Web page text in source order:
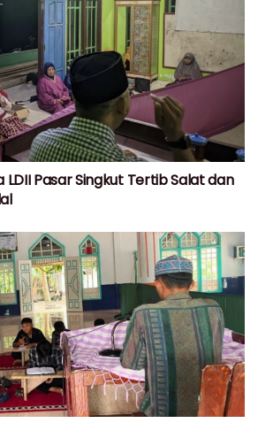
LDII Pasar Singkut Tertib Salat dan